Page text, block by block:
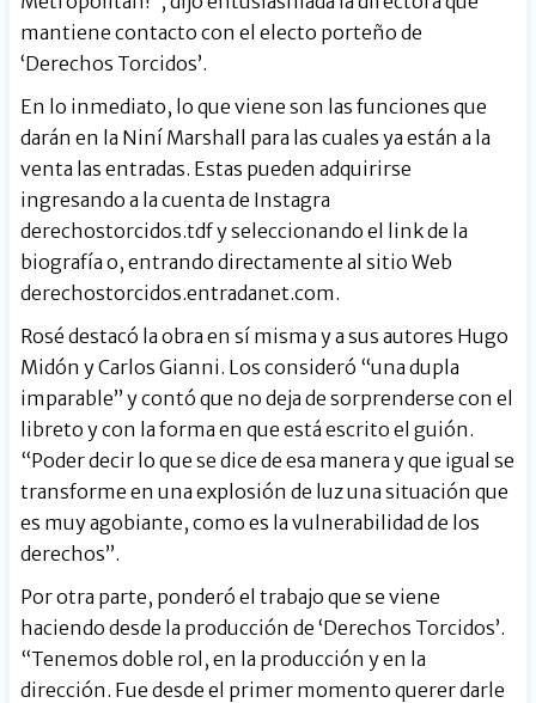
mantiene contacto con el electo porteño de
‘Derechos Torcidos’.
En lo inmediato, lo que viene son las funciones que
darán en la Niní Marshall para las cuales ya están a la
venta las entradas. Estas pueden adquirirse
ingresando a la cuenta de Instagra
derechostorcidos.tdf y seleccionando el link de la
biografía o, entrando directamente al sitio Web
derechostorcidos.entradanet.com.
Rosé destacó la obra en sí misma y a sus autores Hugo
Midón y Carlos Gianni. Los consideró “una dupla
imparable” y contó que no deja de sorprenderse con el
libreto y con la forma en que está escrito el guión.
“Poder decir lo que se dice de esa manera y que igual se
transforme en una explosión de luz una situación que
es muy agobiante, como es la vulnerabilidad de los
derechos”.
Por otra parte, ponderó el trabajo que se viene
haciendo desde la producción de ‘Derechos Torcidos’.
“Tenemos doble rol, en la producción y en la
dirección. Fue desde el primer momento querer darle